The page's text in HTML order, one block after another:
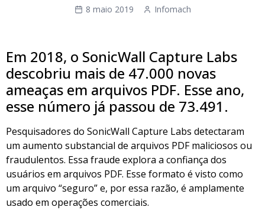
8 maio 2019 Infomach
Em 2018, o SonicWall Capture Labs
descobriu mais de 47.000 novas
ameaças em arquivos PDF. Esse ano,
esse número já passou de 73.491.
Pesquisadores do SonicWall Capture Labs detectaram
um aumento substancial de arquivos PDF maliciosos ou
fraudulentos. Essa fraude explora a confiança dos
usuários em arquivos PDF. Esse formato é visto como
um arquivo “seguro” e, por essa razão, é amplamente
usado em operações comerciais.